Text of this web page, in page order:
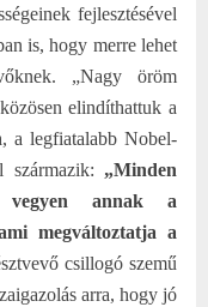
fejlesztésével
is, hogy merre lehet
„Nagy öröm
elindíthattuk a
a legfiatalabb Nobel-
származik: „Minden
vegyen annak a
megváltoztatja a
csillogó szemű
arra, hogy jó